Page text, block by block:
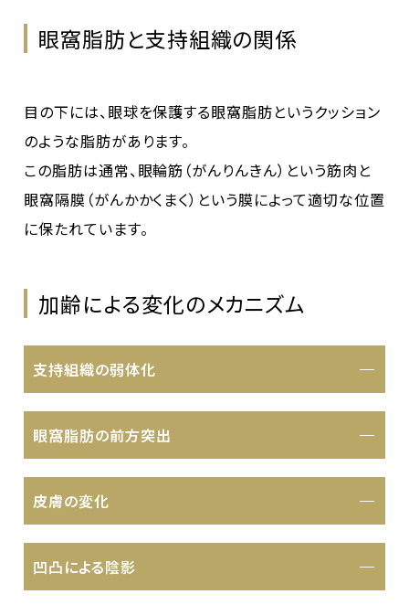
眼窩脂肪と支持組織の関係
目の下には、眼球を保護する眼窩脂肪というクッション
のような脂肪があります。
この脂肪は通常、眼輪筋（がんりんきん）という筋肉と
眼窩隔膜（がんかかくまく）という膜によって適切な位置
に保たれています。
加齢による変化のメカニズム
支持組織の弱体化
眼窩脂肪の前方突出
皮膚の変化
凹凸による陰影